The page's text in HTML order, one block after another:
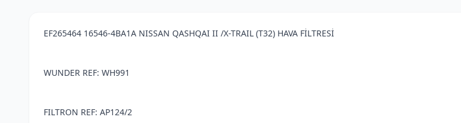
EF265464 16546-4BA1A NISSAN QASHQAI II /X-TRAIL (T32) HAVA FİLTRESİ
WUNDER REF: WH991
FILTRON REF: AP124/2